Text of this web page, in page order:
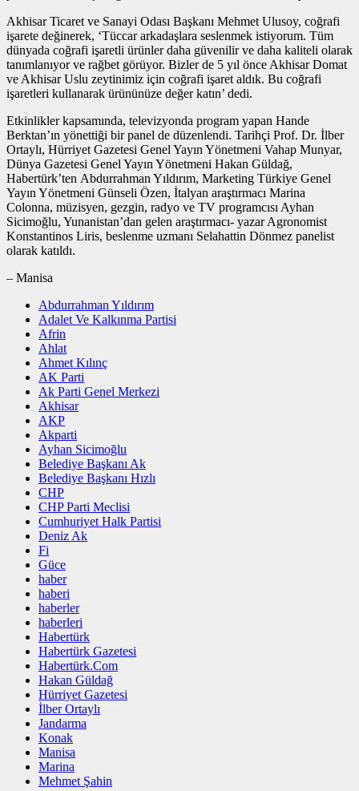
Akhisar Ticaret ve Sanayi Odası Başkanı Mehmet Ulusoy, coğrafi
işarete değinerek, ‘Tüccar arkadaşlara seslenmek istiyorum. Tüm
dünyada coğrafi işaretli ürünler daha güvenilir ve daha kaliteli olarak
tanımlanıyor ve rağbet görüyor. Bizler de 5 yıl önce Akhisar Domat
ve Akhisar Uslu zeytinimiz için coğrafi işaret aldık. Bu coğrafi
işaretleri kullanarak ürününüze değer katın’ dedi.
Etkinlikler kapsamında, televizyonda program yapan Hande
Berktan’ın yönettiği bir panel de düzenlendi. Tarihçi Prof. Dr. İlber
Ortaylı, Hürriyet Gazetesi Genel Yayın Yönetmeni Vahap Munyar,
Dünya Gazetesi Genel Yayın Yönetmeni Hakan Güldağ,
Habertürk’ten Abdurrahman Yıldırım, Marketing Türkiye Genel
Yayın Yönetmeni Günseli Özen, İtalyan araştırmacı Marina
Colonna, müzisyen, gezgin, radyo ve TV programcısı Ayhan
Sicimoğlu, Yunanistan’dan gelen araştırmacı- yazar Agronomist
Konstantinos Liris, beslenme uzmanı Selahattin Dönmez panelist
olarak katıldı.
– Manisa
Abdurrahman Yıldırım
Adalet Ve Kalkınma Partisi
Afrin
Ahlat
Ahmet Kılınç
AK Parti
Ak Parti Genel Merkezi
Akhisar
AKP
Akparti
Ayhan Sicimoğlu
Belediye Başkanı Ak
Belediye Başkanı Hızlı
CHP
CHP Parti Meclisi
Cumhuriyet Halk Partisi
Deniz Ak
Fi
Güce
haber
haberi
haberler
haberleri
Habertürk
Habertürk Gazetesi
Habertürk.Com
Hakan Güldağ
Hürriyet Gazetesi
İlber Ortaylı
Jandarma
Konak
Manisa
Marina
Mehmet Şahin